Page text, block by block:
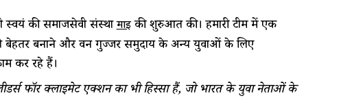
स्वयं की समाजसेवी संस्थामाईकी शुरुआत की। हमारी टीम में एक
बेहतर बनाने और वन गुज्जर समुदाय के अन्य युवाओं के लिए
कर रहे हैं।
फॉर क्लाइमेट एक्शन का भी हिस्सा हैं, जो भारत के युवा नेताओं के